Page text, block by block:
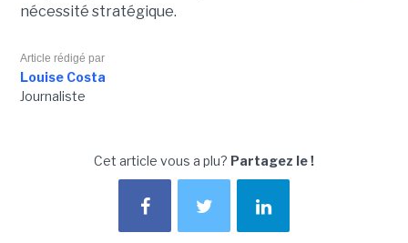
nécessité stratégique.
Article rédigé par
Louise Costa
Journaliste
Cet article vous a plu? Partagez le !